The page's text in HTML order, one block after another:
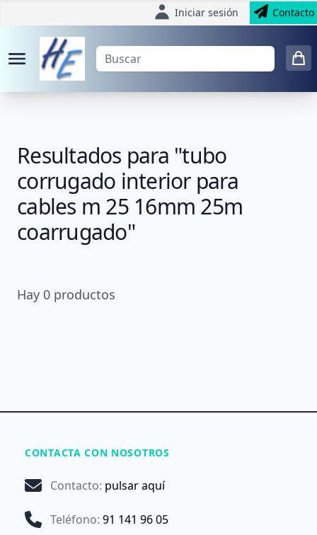
Iniciar sesión Contacto
Resultados para "tubo
corrugado interior para
cables m 25 16mm 25m
coarrugado"
Hay 0 productos
CONTACTA CON NOSOTROS
Contacto: pulsar aquí
Teléfono: 91 141 96 05